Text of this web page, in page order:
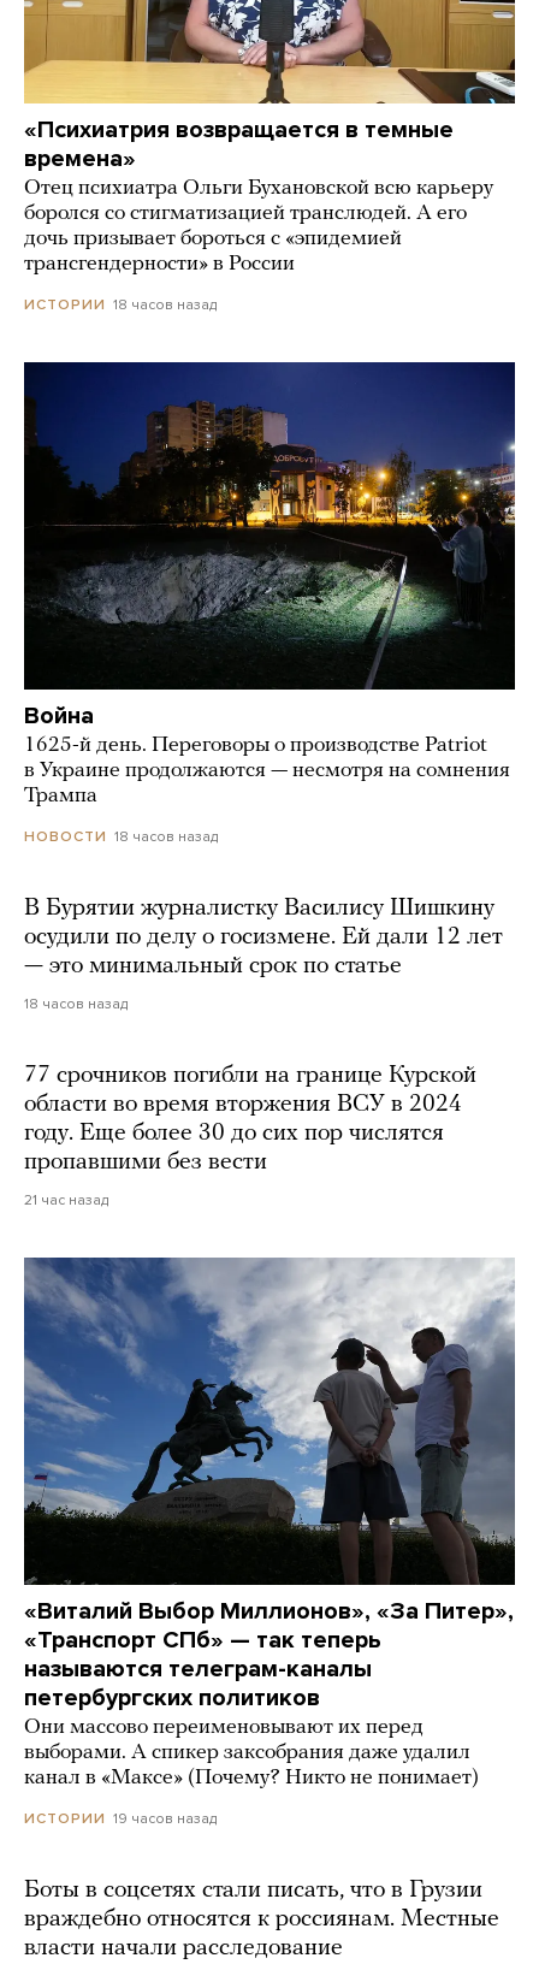
«Психиатрия возвращается в темные
времена»
Отец психиатра Ольги Бухановской всю карьеру
боролся со стигматизацией транслюдей. А его
дочь призывает бороться с «эпидемией
трансгендерности» в России
ИСТОРИИ 18 часов назад
Война
1625-й день. Переговоры о производстве Patriot
в Украине продолжаются — несмотря на сомнения
Трампа
НОВОСТИ 18 часов назад
В Бурятии журналистку Василису Шишкину
осудили по делу о госизмене. Ей дали 12 лет
— это минимальный срок по статье
18 часов назад
77 срочников погибли на границе Курской
области во время вторжения ВСУ в 2024
году. Еще более 30 до сих пор числятся
пропавшими без вести
21 час назад
«Виталий Выбор Миллионов», «За Питер»,
«Транспорт СПб» — так теперь
называются телеграм-каналы
петербургских политиков
Они массово переименовывают их перед
выборами. А спикер заксобрания даже удалил
канал в «Максе» (Почему? Никто не понимает)
ИСТОРИИ 19 часов назад
Боты в соцсетях стали писать, что в Грузии
враждебно относятся к россиянам. Местные
власти начали расследование